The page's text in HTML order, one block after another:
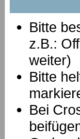
Bitte
z.B.:
weiter)
Bitte
Bei